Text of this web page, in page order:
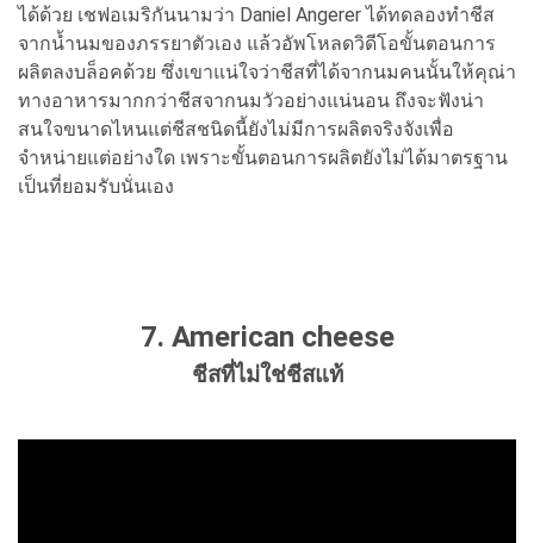
ได้ด้วย เชฟอเมริกันนามว่า Daniel Angerer ได้ทดลองทำชีส
จากน้ำนมของภรรยาตัวเอง แล้วอัพโหลดวิดีโอขั้นตอนการ
ผลิตลงบล็อคด้วย ซึ่งเขาแน่ใจว่าชีสที่ได้จากนมคนนั้นให้คุณ่า
ทางอาหารมากกว่าชีสจากนมวัวอย่างแน่นอน ถึงจะฟังน่า
สนใจขนาดไหนแต่ชีสชนิดนี้ยังไม่มีการผลิตจริงจังเพื่อ
จำหน่ายแต่อย่างใด เพราะขั้นตอนการผลิตยังไม่ได้มาตรฐาน
เป็นที่ยอมรับนั่นเอง
7. American cheese
ชีสที่ไม่ใช่ชีสแท้